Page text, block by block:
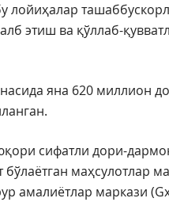
лойиҳалар
этиш ва қўллаб-
яна 620 миллион
сифатли дори-
маҳсулотлар
амалиётлар маркази